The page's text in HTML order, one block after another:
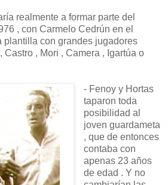
realmente a formar parte del
, con Carmelo Cedrún en el
plantilla con grandes jugadores
Castro , Mori , Camera , Igartúa o
- Fenoy y Hortas
taparon toda
posibilidad al
joven guardameta
, que de entonces
contaba con
apenas 23 años
de edad . Y no